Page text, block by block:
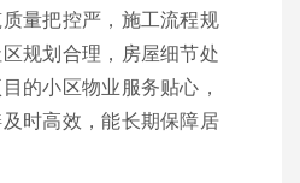
量把控严，施工流程规
规划合理，房屋细节处
的小区物业服务贴心，
时高效，能长期保障居